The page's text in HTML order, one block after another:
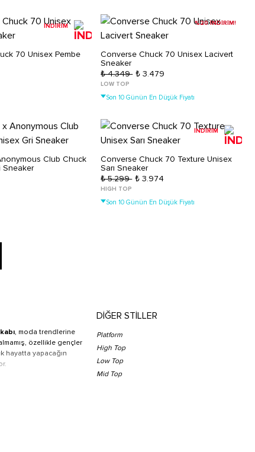
İNDİRİM
70 Unisex Pembe
%20 İNDİRİM!
Converse Chuck 70 Unisex Lacivert
Sneaker
₺ 4.349 ₺ 3.479
LOW TOP
Son 10 Günün En Düşük Fiyatı
Club Chuck
Sneaker
İNDİRİM
Converse Chuck 70 Texture Unisex
Sarı Sneaker
₺ 5.299 ₺ 3.974
HIGH TOP
Son 10 Günün En Düşük Fiyatı
, moda trendlerine
özellikle gençler
hayatta yapacağın
DİĞER STİLLER
Platform
High Top
Low Top
Mid Top